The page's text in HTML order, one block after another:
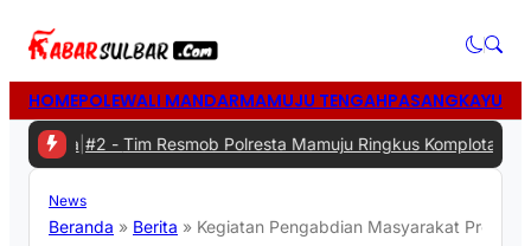
HOMEPOLEWALI MANDARMAMUJU TENGAHPASANGKAYU
Tim Resmob Polresta Mamuju Ringkus Komplotan Spesialis
News
Beranda » Berita » Kegiatan Pengabdian Masyarakat